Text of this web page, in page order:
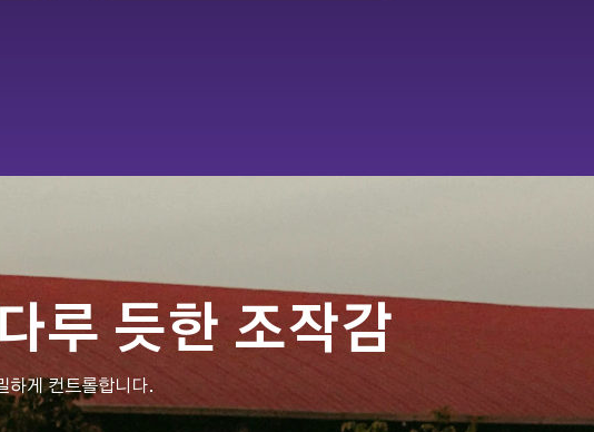
루 듯한 조작감
하게 컨트롤합니다.